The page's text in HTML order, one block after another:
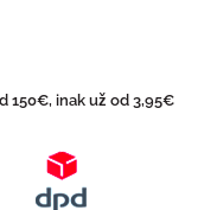
150€, inak už od 3,95€